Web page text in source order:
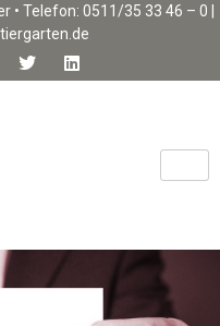
• Telefon: 0511/35 33 46 – 0 |